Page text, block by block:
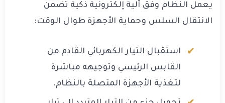
يعمل النظام وفق آلية إلكترونية ذكية تضمن
الانتقال السلس وحماية الأجهزة طوال الوقت:
استقبال التيار الكهربائي القادم من
القابس الرئيسي وتوجيهه مباشرة
لتغذية الأجهزة المتصلة بالنظام.